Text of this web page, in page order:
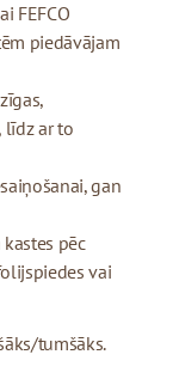
FEFCO
piedāvājam
līdz ar to
gan
pēc
vai
tumšāks.